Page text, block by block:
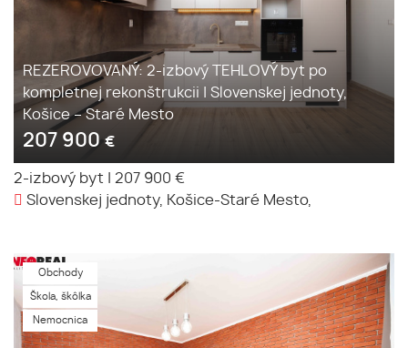
REZEROVOVANÝ: 2-izbový TEHLOVÝ byt po
kompletnej rekonštrukcii | Slovenskej jednoty,
Košice – Staré Mesto
207 900€
2-izbový byt
207 900 €
Slovenskej jednoty, Košice-Staré Mesto,
Obchody
Škola, škôlka
Nemocnica